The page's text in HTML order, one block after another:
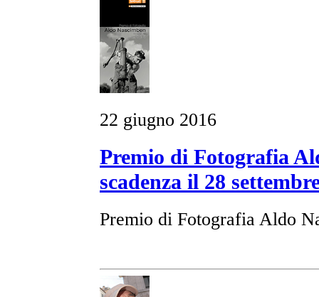
22 giugno 2016
Premio di Fotografia
scadenza il 28
Premio di Fotografia Aldo